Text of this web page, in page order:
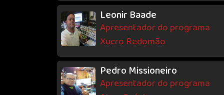
Leonir Baade
Apresentador do programa
Xucro Redomão
Pedro Missioneiro
Apresentador do programa